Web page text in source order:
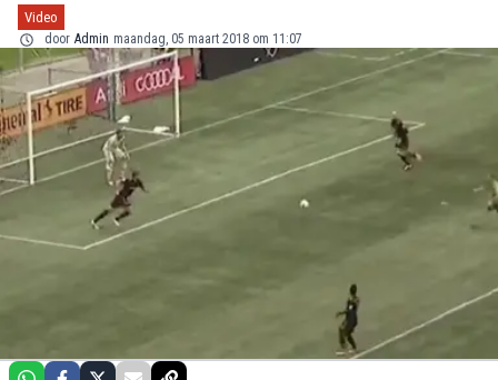
Video
door Admin maandag, 05 maart 2018 om 11:07